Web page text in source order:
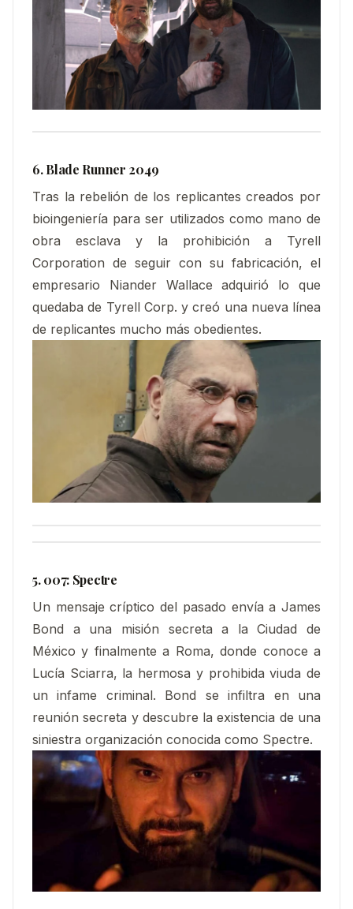
6. Blade Runner 2049
Tras la rebelión de los replicantes creados por
bioingeniería para ser utilizados como mano de
obra esclava y la prohibición a Tyrell
Corporation de seguir con su fabricación, el
empresario Niander Wallace adquirió lo que
quedaba de Tyrell Corp. y creó una nueva línea
de replicantes mucho más obedientes.
5. 007: Spectre
Un mensaje críptico del pasado envía a James
Bond a una misión secreta a la Ciudad de
México y finalmente a Roma, donde conoce a
Lucía Sciarra, la hermosa y prohibida viuda de
un infame criminal. Bond se infiltra en una
reunión secreta y descubre la existencia de una
siniestra organización conocida como Spectre.